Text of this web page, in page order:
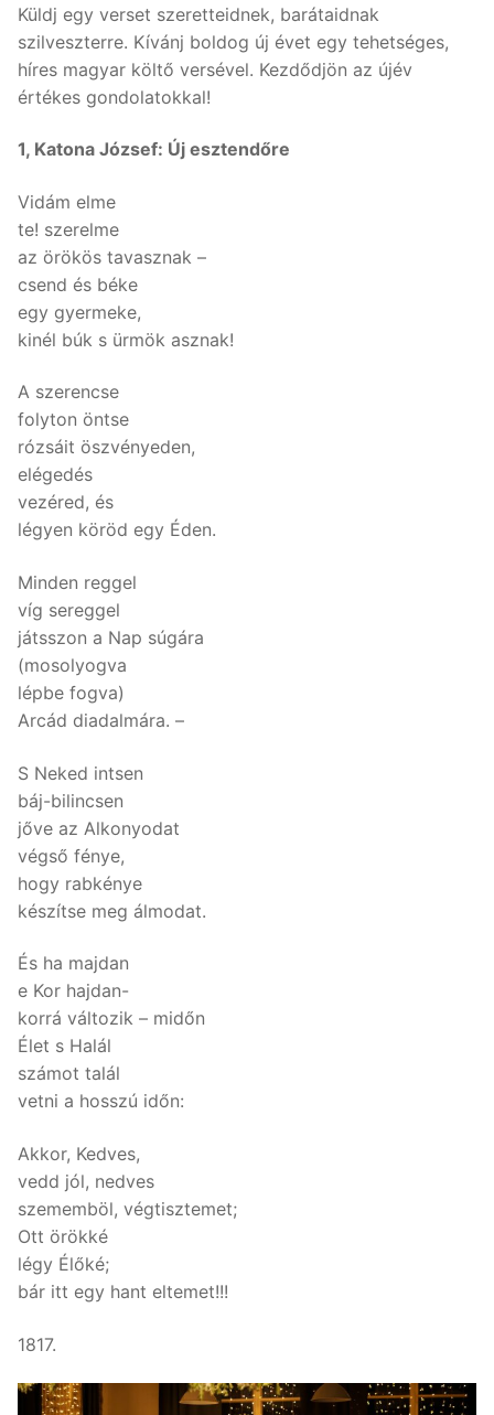
Küldj egy verset szeretteidnek, barátaidnak
szilveszterre. Kívánj boldog új évet egy tehetséges,
híres magyar költő versével. Kezdődjön az újév
értékes gondolatokkal!
1, Katona József: Új esztendőre
Vidám elme
te! szerelme
az örökös tavasznak –
csend és béke
egy gyermeke,
kinél búk s ürmök asznak!
A szerencse
folyton öntse
rózsáit öszvényeden,
elégedés
vezéred, és
légyen köröd egy Éden.
Minden reggel
víg sereggel
játsszon a Nap súgára
(mosolyogva
lépbe fogva)
Arcád diadalmára. –
S Neked intsen
báj-bilincsen
jőve az Alkonyodat
végső fénye,
hogy rabkénye
készítse meg álmodat.
És ha majdan
e Kor hajdan-
korrá változik – midőn
Élet s Halál
számot talál
vetni a hosszú időn:
Akkor, Kedves,
vedd jól, nedves
szememböl, végtisztemet;
Ott örökké
légy Élőké;
bár itt egy hant eltemet!!!
1817.